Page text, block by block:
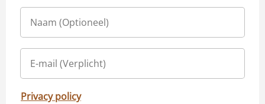
Privacy policy